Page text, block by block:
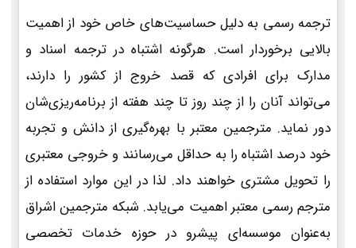
ترجمه رسمی به دلیل حساسیت‌های خاص خود از اهمیت
بالایی برخوردار است. هرگونه اشتباه در ترجمه اسناد و
مدارک برای افرادی که قصد خروج از کشور را دارند،
می‌تواند آنان را از چند روز تا چند هفته از برنامه‌ریزی‌شان
دور نماید. مترجمین معتبر با بهره‌گیری از دانش و تجربه
خود درصد اشتباه را به حداقل می‌رسانند و خروجی معتبری
را تحویل مشتری خواهند داد. لذا در این موارد استفاده از
مترجم رسمی معتبر اهمیت می‌یابد. شبکه مترجمین اشراق
به‌عنوان موسسه‌ای پیشرو در حوزه خدمات تخصصی